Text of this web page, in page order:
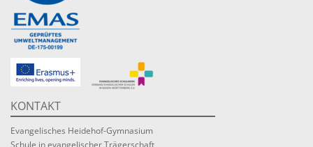
KONTAKT
Evangelisches Heidehof-Gymnasium
Schule in evangelischer Trägerschaft